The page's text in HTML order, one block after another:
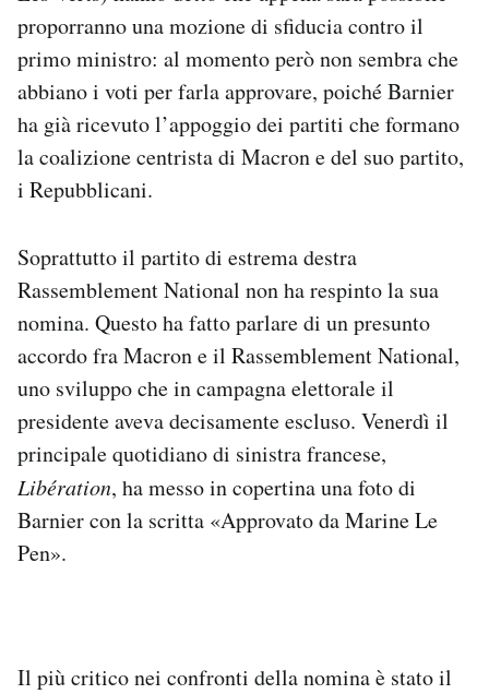
proporranno una mozione di sfiducia contro il
primo ministro: al momento però non sembra che
abbiano i voti per farla approvare, poiché Barnier
ha già ricevuto l’appoggio dei partiti che formano
la coalizione centrista di Macron e del suo partito,
i Repubblicani.
Soprattutto il partito di estrema destra
Rassemblement National non ha respinto la sua
nomina. Questo ha fatto parlare di un presunto
accordo fra Macron e il Rassemblement National,
uno sviluppo che in campagna elettorale il
presidente aveva decisamente escluso. Venerdì il
principale quotidiano di sinistra francese,
Libération, ha messo in copertina una foto di
Barnier con la scritta «Approvato da Marine Le
Pen».
Il più critico nei confronti della nomina è stato il